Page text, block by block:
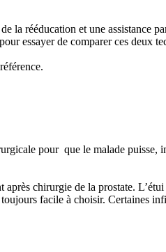
la rééducation et une assistance
essayer de comparer ces deux
pour que le malade puisse,
chirurgie de la prostate.
facile à choisir. Certaines